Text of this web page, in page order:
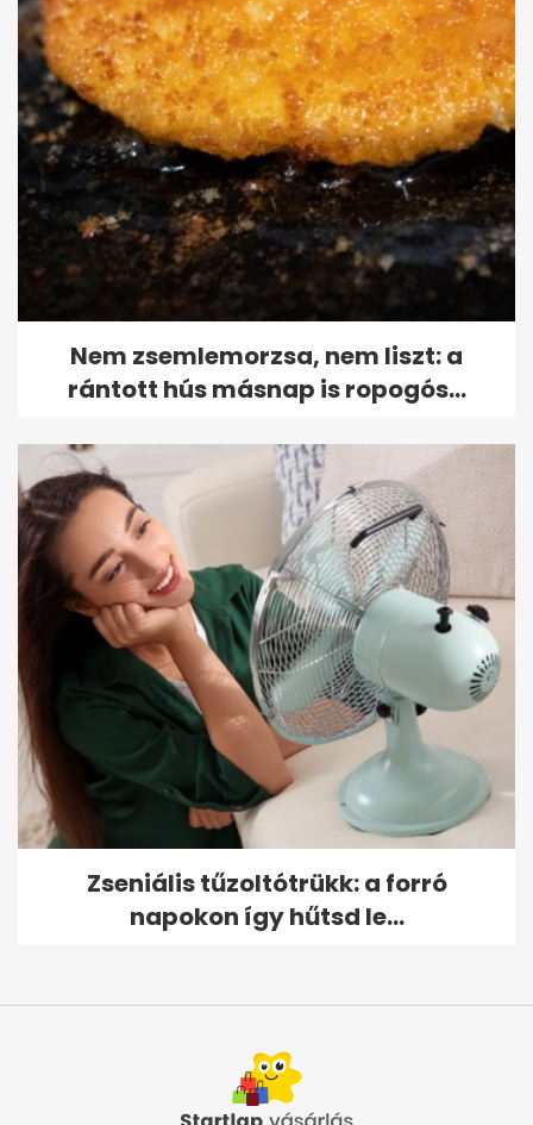
Nem zsemlemorzsa, nem liszt: a
rántott hús másnap is ropogós...
Zseniális tűzoltótrükk: a forró
napokon így hűtsd le...